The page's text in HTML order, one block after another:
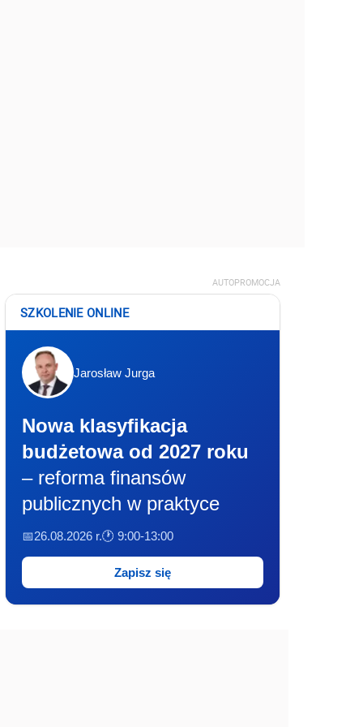
AUTOPROMOCJA
SZKOLENIE ONLINE
Jarosław Jurga
Nowa klasyfikacja
budżetowa od 2027 roku
– reforma finansów
publicznych w praktyce
📅26.08.2026 r.🕐 9:00-13:00
Zapisz się